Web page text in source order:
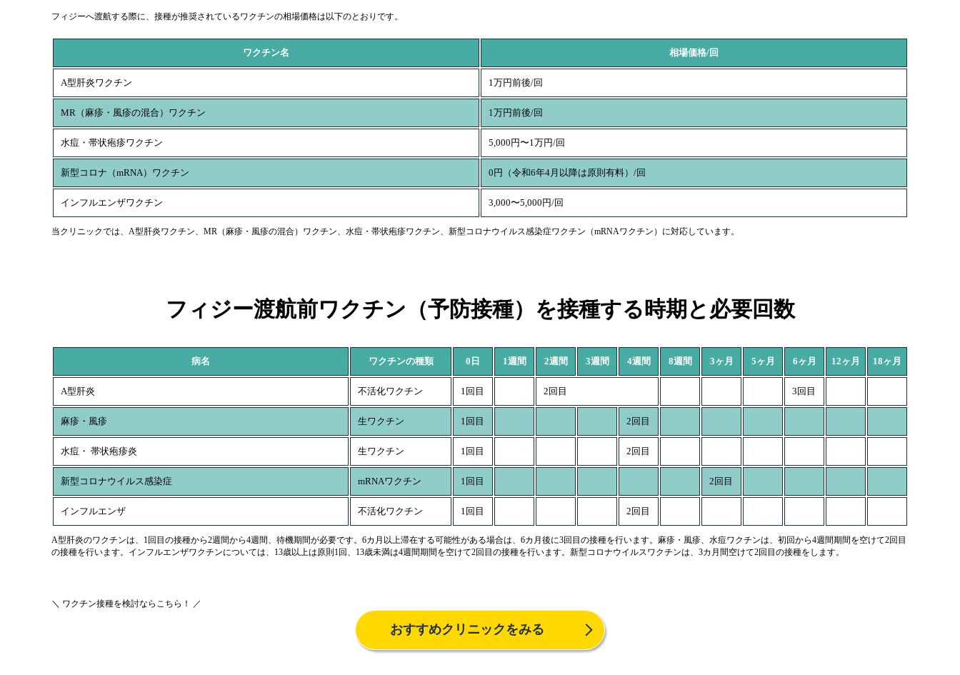
フィジーへ渡航する際に、接種が推奨されているワクチンの相場価格は以下のとおりです。
ワクチン名 相場価格/回
A型肝炎ワクチン 1万円前後/回
MR（麻疹・風疹の混合）ワクチン 1万円前後/回
水痘・帯状疱疹ワクチン 5,000円〜1万円/回
新型コロナ（mRNA）ワクチン 0円（令和6年4月以降は原則有料）/回
インフルエンザワクチン 3,000〜5,000円/回
当クリニックでは、A型肝炎ワクチン、MR（麻疹・風疹の混合）ワクチン、水痘・帯状疱疹ワクチン、新型コロナウイルス感染症ワクチン（mRNAワクチン）に対応しています。
フィジー渡航前ワクチン（予防接種）を接種する時期と必要回数
病名 ワクチンの種類 0日 1週間 2週間 3週間 4週間 8週間 3ヶ月 5ヶ月 6ヶ月 12ヶ月 18ヶ月
A型肝炎 不活化ワクチン 1回目 2回目 3回目
麻疹・風疹 生ワクチン 1回目 2回目
水痘・ 帯状疱疹炎 生ワクチン 1回目 2回目
新型コロナウイルス感染症 mRNAワクチン 1回目 2回目
インフルエンザ 不活化ワクチン 1回目 2回目
A型肝炎のワクチンは、1回目の接種から2週間から4週間、待機期間が必要です。6カ月以上滞在する可能性がある場合は、6カ月後に3回目の接種を行います。麻疹・風疹、水痘ワクチンは、初回から4週間期間を空けて2回目
の接種を行います。インフルエンザワクチンについては、13歳以上は原則1回、13歳未満は4週間期間を空けて2回目の接種を行います。新型コロナウイルスワクチンは、3カ月間空けて2回目の接種をします。
＼ ワクチン接種を検討ならこちら！ ／
おすすめクリニックをみる